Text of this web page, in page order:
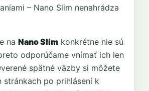
– Nano Slim nenahrádza
na Nano Slim konkrétne nie sú
odporúčame vnímať ich len
spätné väzby si môžete
stránkach po prihlásení k